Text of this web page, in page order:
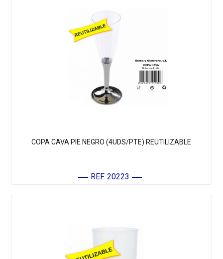
COPA CAVA PIE NEGRO (4UDS/PTE) REUTILIZABLE
REF. 20223